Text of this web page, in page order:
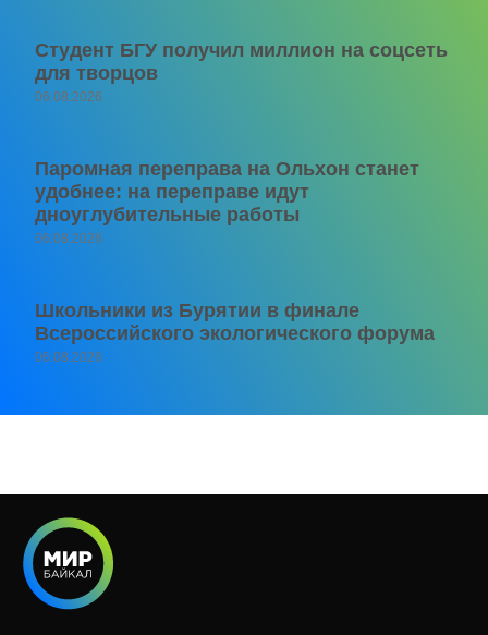
Студент БГУ получил миллион на соцсеть
для творцов
06.08.2026
Паромная переправа на Ольхон станет
удобнее: на переправе идут
дноуглубительные работы
06.08.2026
Школьники из Бурятии в финале
Всероссийского экологического форума
06.08.2026